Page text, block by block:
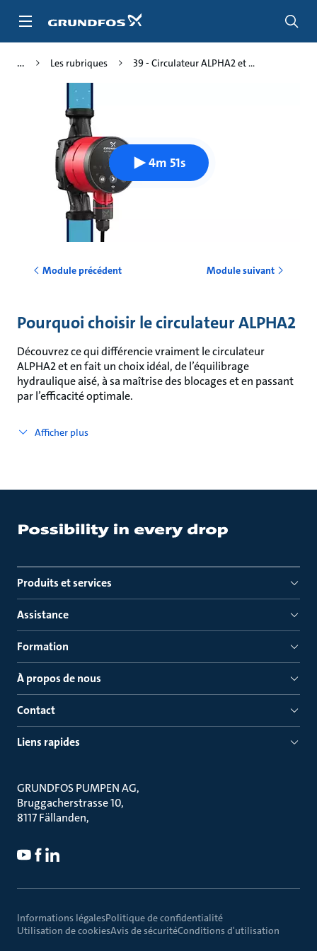
Les rubriques 39 - Circulateur ALPHA2 et ...
4m 51s
Module précédent Module suivant
Pourquoi choisir le circulateur ALPHA2
Découvrez ce qui différencie vraiment le circulateur
ALPHA2 et en fait un choix idéal, de l’équilibrage
hydraulique aisé, à sa maîtrise des blocages et en passant
par l’efficacité optimale.
Afficher plus
Produits et services
Assistance
Formation
À propos de nous
Contact
Liens rapides
GRUNDFOS PUMPEN AG
Bruggacherstrasse 10
8117 Fällanden
Informations légalesPolitique de confidentialité
Utilisation de cookiesAvis de sécuritéConditions d'utilisation